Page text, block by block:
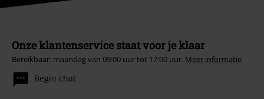
Onze klantenservice staat voor je klaar
Bereikbaar: maandag van 09:00 uur tot 17:00 uur. Meer informatie
Begin chat